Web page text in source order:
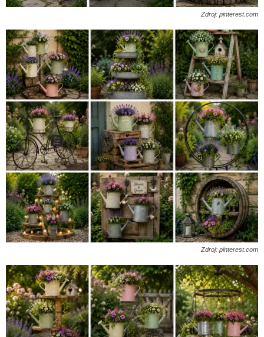
Zdroj: pinterest.com
Zdroj: pinterest.com